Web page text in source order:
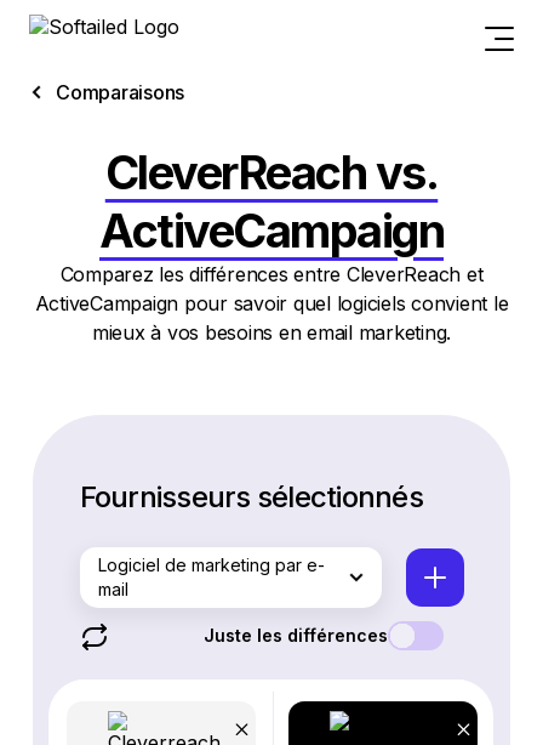
Comparaisons
CleverReach vs.
ActiveCampaign
Comparez les différences entre CleverReach et
ActiveCampaign pour savoir quel logiciels convient le
mieux à vos besoins en email marketing.
Fournisseurs sélectionnés
Logiciel de marketing par e-
mail
Juste les différences